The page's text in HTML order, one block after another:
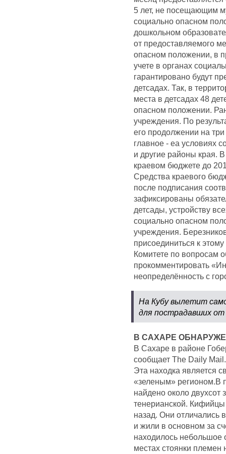
5 лет, не посещающим
социально опасном
дошкольном
от предоставляемого
опасном положении, в
учете в органах
гарантировано будут
детсадах. Так, в
места в детсадах 48
опасном положении.
учреждения. По
его продолжении на
главное - еа условиях
и другие районы края.
краевом бюджете до
Средства краевого
после подписания
зафиксированы
детсады, устройству
социально опасном
учреждения.
присоединиться к
Комитете по вопросам
прокомментировать
неопределённость с
На Кубу вылетит
для пострадавших от
В САХАРЕ
В Сахаре в районе
сообщает The Daily Mail.
Эта находка является
«зеленым» регионом.В
найдено около двухсот
тенерианской.
назад. Они
и жили в основном за
находилось небольшое
местах стоянки